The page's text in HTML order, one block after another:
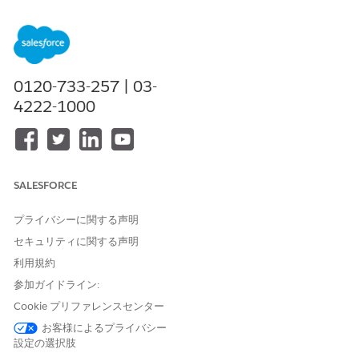
レポートの作成、編集、削除:
レポートの作成とカスタマイズ
および
レポートビルダー
レポートの作成とカスタマイズ
レポートビルダー
必要なプロファイル権限
Analytics アプリケーションへのアクセスを有効化: ナビ
ゲーション
[設定] │ [プロファイル] │ プロファイルを開く │ [オブジ
ェクト設定] │ [分析] │ [編集] │ [デフォルトでオン] にす
0120-733-257 | 03-
4222-1000
SALESFORCE
プライバシーに関する声明
セキュリティに関する声明
利用規約
参加ガイドライン:
Cookie プリファレンスセンター
お客様によるプライバシー
設定の選択肢